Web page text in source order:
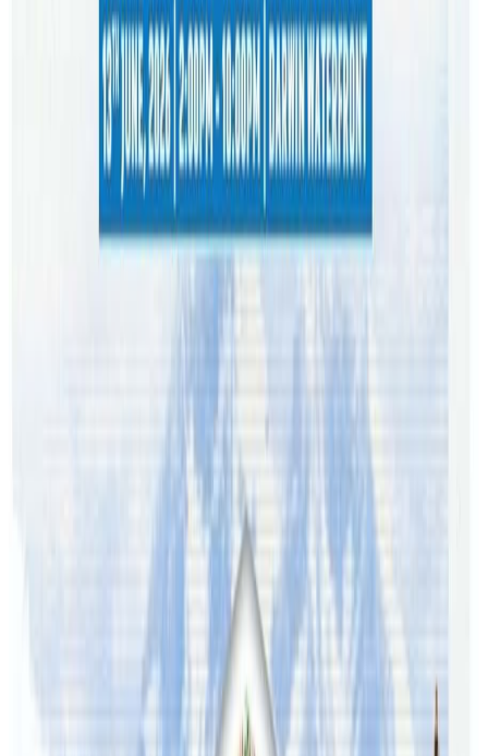
कार्यक्रम हुनेछन भने दिउँसो २ः३० देखि ३ः१५ सम्म गायन प्रस्तुतीको छुट्टै
आनन्द लिन पाइनेछ । यो कार्यक्रम मार्फत ब्रिस्बेनमा नव
आगन्तुकहरुलाई स्वागत गरिने आयोजकले जनाएका छन् ।
सिड्नीमा समेत शनिबार नै होली उत्सब यता, नेपाली फेस्टिभललाई
महत्वका साथ मनाइने सिड्नीमा समेत होलीलाई लक्षित गर्दै १९ मार्चमा
दुईवटा होली विशेष कार्यक्रम हुँदैछन् । विभिन्न सांस्कृतिक कार्यक्रमको
आयोजना गर्दै आएको फन्टास्टिक इभेन्ट्सले सिड्नीमा ‘सिड्नी होली
मेला २०२२’ आयोजना गर्दैछ । यो इभेन्ट्स होल्ड्रेड गार्डेन्स,
सुशान्त खत्री, अल्मोडा राना उप्रेती र दिनेश काफ्लेलगायत सहभागी हुने
१९ मार्चमै कमेरो इभेन्ट्स र रकडेल ब्वाइजको आयोजनामा सिड्नीको
ग्रयानभिल पार्क मेरिल्यान्डमा ‘सिड्नी होली फेस्टिभल’ आयोजना हुँदैछ
। कार्यक्रममा नेपाली गीतसंगीत क्षेत्रका परिचित अनुहारहरू
कालीप्रसाद बास्कोटा, प्रकाश सपुत, ओशिन सिटौला, सुशान्त ठुले र
डिजे नटकेसलगायतका कालाकर्मीको प्रस्तुति रहने बताइएको छ ।
नेपाली बाहुल्यता रहेका अन्य राज्य र शहरमा समेत होली विशेष